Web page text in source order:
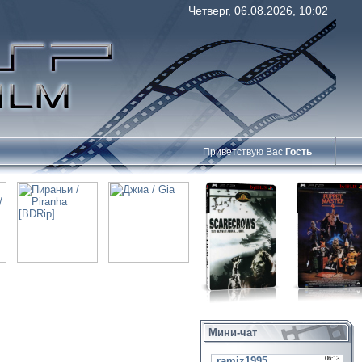
Четверг, 06.08.2026, 10:02
Приветствую Вас Гость
Мини-чат